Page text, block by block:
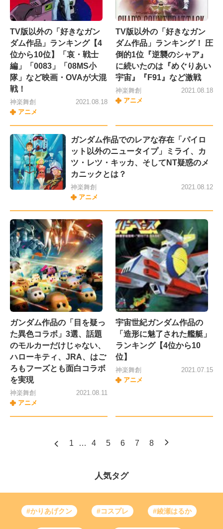
TV版以外の「好きなガン
ダム作品」ランキング【4
位から10位】「哀・戦士
編」「0083」「08MS小
隊」など映画・OVAが大混
戦！
神楽舞創
アニメ
2021.08.18
TV版以外の「好きなガン
ダム作品」ランキング！ 圧
倒的1位『逆襲のシャア』
に続いたのは『めぐりあい
宇宙』『F91』など激戦
神楽舞創
アニメ
2021.08.18
ガンダム作品でのレアな存在「パイロ
ット以外のニュータイプ」ミライ、カ
ツ・レツ・キッカ、そしてNT疑惑のメ
カニックとは？
神楽舞創
アニメ
2021.08.12
ガンダム作品の「目を疑っ
た異色コラボ」3選、話題
のモルカーだけじゃない、
ハローキティ、JRA、はご
ろもフーズとも面白コラボ
を実現
神楽舞創
アニメ
2021.08.11
宇宙世紀ガンダム作品の
「造形に魅了された艦艇」
ランキング【4位から10
位】
神楽舞創
アニメ
2021.07.15
1 … 4 5 6 7 8
人気タグ
#かりあげクン #コスプレ #綾瀬はるか